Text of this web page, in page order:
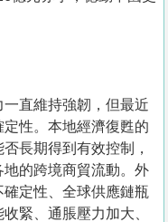
直維持強韌，但最近
性。本地經濟復甦的
長期得到有效控制，
的跨境商貿流動。外
定性、全球供應鏈瓶
緊、通脹壓力加大、